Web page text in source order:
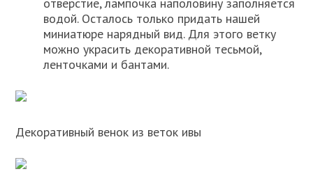
водой. Осталось только придать нашей
миниатюре нарядный вид. Для этого ветку
можно украсить декоративной тесьмой,
ленточками и бантами.
Декоративный венок из веток ивы